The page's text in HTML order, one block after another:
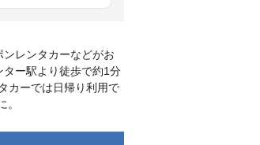
レンタカーなどがお
ー駅より徒歩で約1分
カーでは日帰り利用で